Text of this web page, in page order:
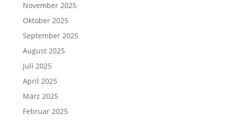
November 2025
Oktober 2025
September 2025
August 2025
Juli 2025
April 2025
März 2025
Februar 2025